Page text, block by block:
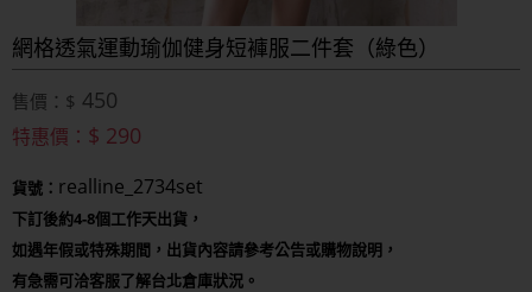
網格透氣運動瑜伽健身短褲服二件套（綠色）
售價：$ 450
特惠價： $ 290
貨號： realline_2734set
下訂後約4-8個工作天出貨，
如遇年假或特殊期間，出貨內容請參考公告或購物說明，
有急需可洽客服了解台北倉庫狀況。